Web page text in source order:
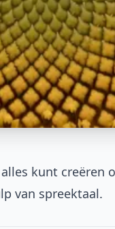
kunt creëren
van spreektaal.